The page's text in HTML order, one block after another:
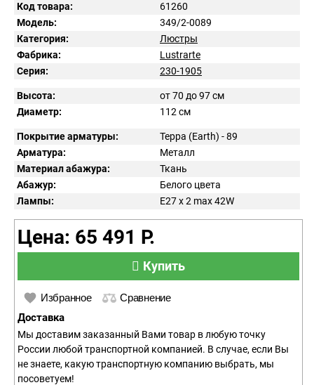
Код товара:
61260
Модель:
349/2-0089
Категория:
Люстры
Фабрика:
Lustrarte
Серия:
230-1905
Высота:
от 70 до 97 см
Диаметр:
112 см
Покрытие арматуры:
Терра (Earth) - 89
Арматура:
Металл
Материал абажура:
Ткань
Абажур:
Белого цвета
Лампы:
E27 x 2 max 42W
Цена: 65 491 Р.
Купить
Избранное Сравнение
Доставка
Мы доставим заказанный Вами товар в любую точку
России любой транспортной компанией. В случае, если Вы
не знаете, какую транспортную компанию выбрать, мы
посоветуем!